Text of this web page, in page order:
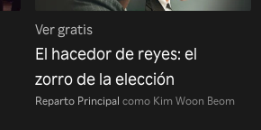
Ver gratis
El hacedor de reyes: el
zorro de la elección
Reparto Principal como Kim Woon Beom